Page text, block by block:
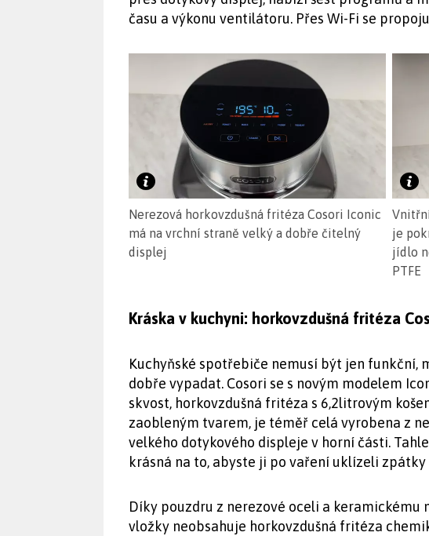
času a výkonu ventilátoru. Přes Wi-Fi se
Nerezová horkovzdušná fritéza Cosori Iconic
má na vrchní straně velký a dobře čitelný
displej
je
jídlo
PTFE
Kráska v kuchyni: horkovzdušná fritéza
Kuchyňské spotřebiče nemusí být jen funkční,
dobře vypadat. Cosori se s novým modelem
skvost, horkovzdušná fritéza s 6,2litrovým
zaobleným tvarem, je téměř celá vyrobena z
velkého dotykového displeje v horní části.
krásná na to, abyste ji po vaření uklízeli zpátky
Díky pouzdru z nerezové oceli a keramickému
vložky neobsahuje horkovzdušná fritéza